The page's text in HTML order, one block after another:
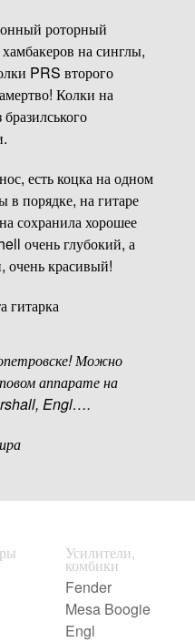
роторный
на синглы,
PRS второго
Колки на
есть коцка на одном
в порядке, на гитаре
сохранила хорошее
очень глубокий, а
очень красивый!
гитарка
Можно
аппарате на
Engl….
Усилители,
комбики
Fender
Mesa Boogie
Engl